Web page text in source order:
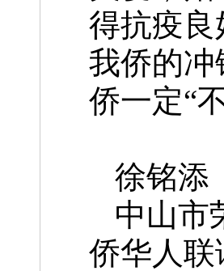
得抗疫
我侨的
侨一定“
徐铭添
中山市
侨华人联